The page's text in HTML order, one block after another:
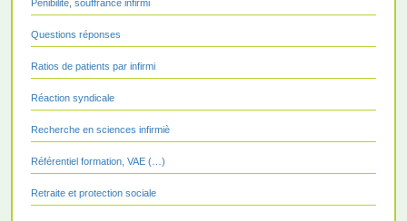
Pénibilité, souffrance infirmi
Questions réponses
Ratios de patients par infirmi
Réaction syndicale
Recherche en sciences infirmiè
Référentiel formation, VAE (…)
Retraite et protection sociale